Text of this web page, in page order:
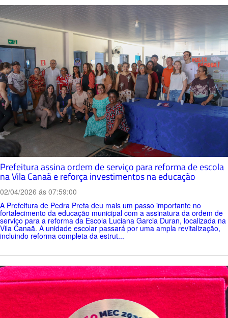
Prefeitura assina ordem de serviço para reforma de escola
na Vila Canaã e reforça investimentos na educação
02/04/2026 ás 07:59:00
A Prefeitura de Pedra Preta deu mais um passo importante no
fortalecimento da educação municipal com a assinatura da ordem de
serviço para a reforma da Escola Luciana Garcia Duran, localizada na
Vila Canaã. A unidade escolar passará por uma ampla revitalização,
incluindo reforma completa da estrut...